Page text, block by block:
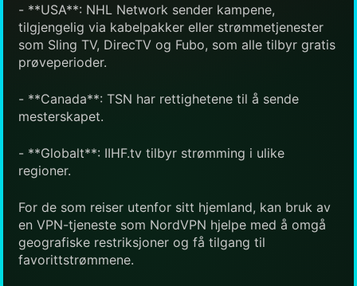
- **USA**: NHL Network sender kampene,
tilgjengelig via kabelpakker eller strømmetjenester
som Sling TV, DirecTV og Fubo, som alle tilbyr gratis
prøveperioder.
- **Canada**: TSN har rettighetene til å sende
mesterskapet.
- **Globalt**: IIHF.tv tilbyr strømming i ulike
regioner.
For de som reiser utenfor sitt hjemland, kan bruk av
en VPN-tjeneste som NordVPN hjelpe med å omgå
geografiske restriksjoner og få tilgang til
favorittstrømmene.